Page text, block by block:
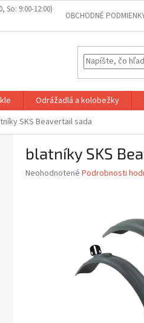
So: 9:00-12:00)
OBCHODNÉ
Odrážadlá a kolobežky
SKS Beavertail sada
blatníky SKS
Priemerné
Neohodnotené Podrobnosti